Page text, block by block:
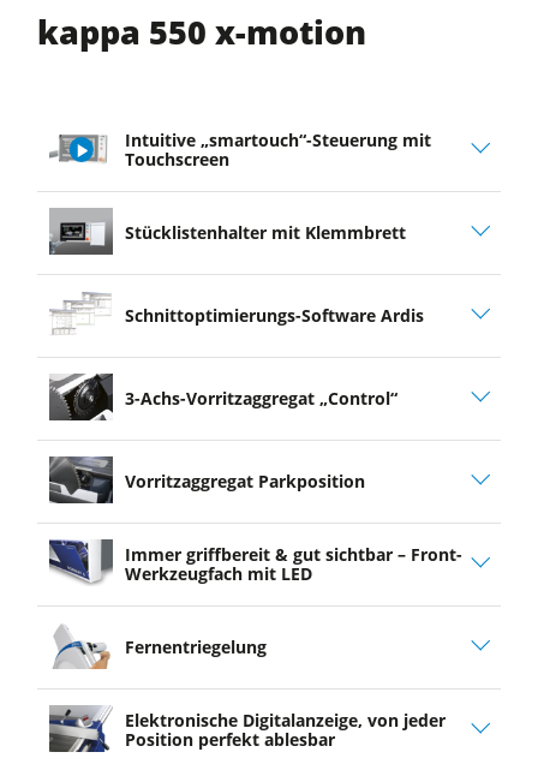
kappa 550 x-motion
play
video
Intuitive „smartouch“-Steuerung mit
Touchscreen
Stücklistenhalter mit Klemmbrett
Schnittoptimierungs-Software Ardis
3-Achs-Vorritzaggregat „Control“
Vorritzaggregat Parkposition
Immer griffbereit & gut sichtbar – Front-
Werkzeugfach mit LED
Fernentriegelung
Elektronische Digitalanzeige, von jeder
Position perfekt ablesbar